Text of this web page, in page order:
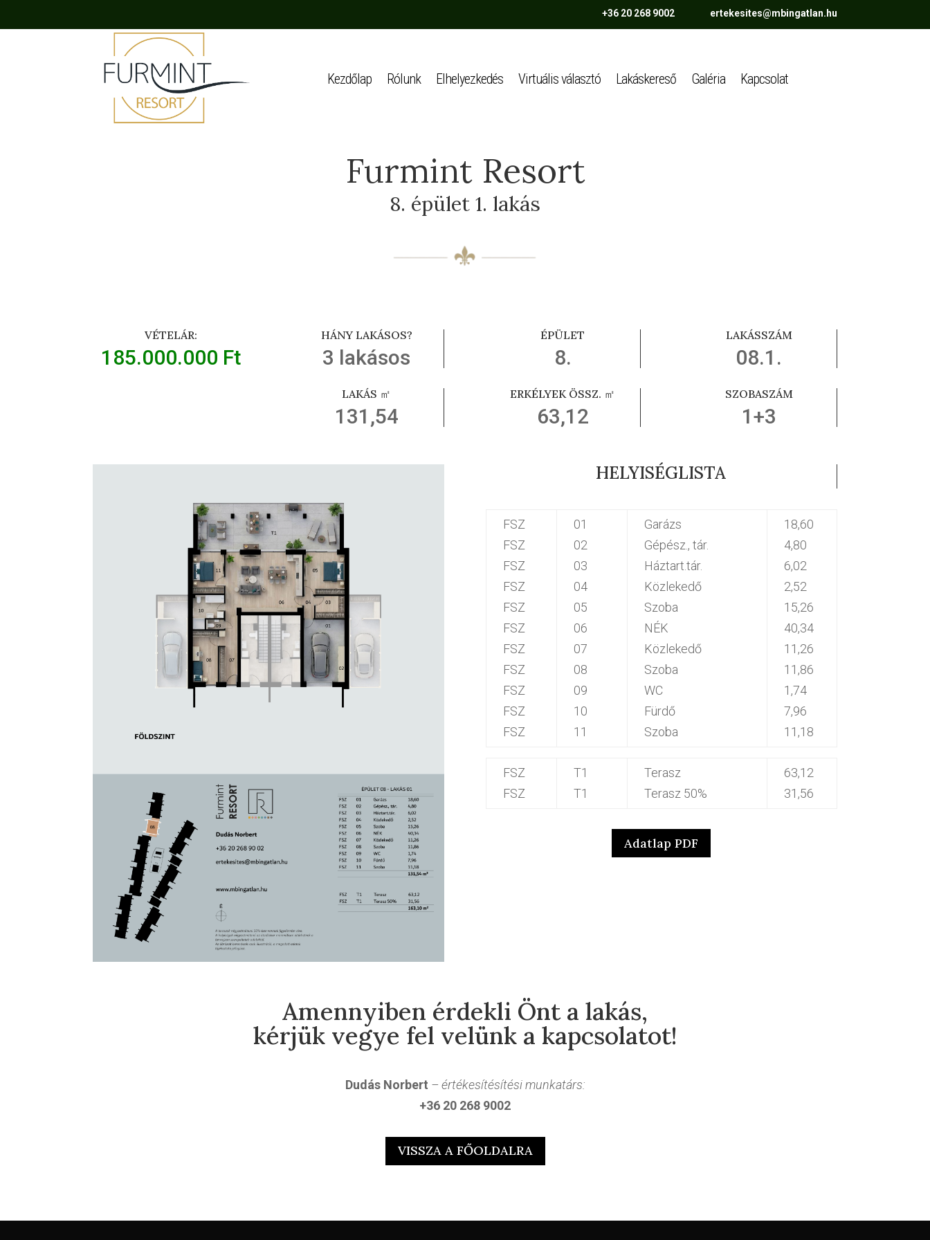
+36 20 268 9002 ertekesites@mbingatlan.hu
Kezdőlap Rólunk Elhelyezkedés Virtuális választó Lakáskereső Galéria Kapcsolat
Furmint Resort
8. épület 1. lakás
VÉTELÁR:
185.000.000 Ft
HÁNY LAKÁSOS?
3 lakásos
LAKÁS ㎡
131,54
ÉPÜLET
8.
ERKÉLYEK ÖSSZ. ㎡
63,12
LAKÁSSZÁM
08.1.
SZOBASZÁM
1+3
HELYISÉGLISTA
FSZ
FSZ
FSZ
FSZ
FSZ
FSZ
FSZ
FSZ
FSZ
FSZ
FSZ
01
02
03
04
05
06
07
08
09
10
11
Garázs
Gépész., tár.
Háztart.tár.
Közlekedő
Szoba
NÉK
Közlekedő
Szoba
WC
Fürdő
Szoba
18,60
4,80
6,02
2,52
15,26
40,34
11,26
11,86
1,74
7,96
11,18
FSZ
FSZ
T1
T1
Terasz
Terasz 50%
63,12
31,56
Adatlap PDF
Amennyiben érdekli Önt a lakás,
kérjük vegye fel velünk a kapcsolatot!
Dudás Norbert – értékesítésítési munkatárs:
+36 20 268 9002
VISSZA A FŐOLDALRA